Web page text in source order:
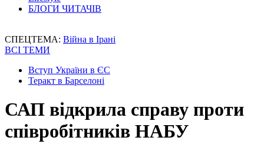
БЛОГИ ЧИТАЧІВ
СПЕЦТЕМА: Війна в Ірані
ВСІ ТЕМИ
Вступ України в ЄС
Теракт в Барселоні
САП відкрила справу проти
співробітників НАБУ